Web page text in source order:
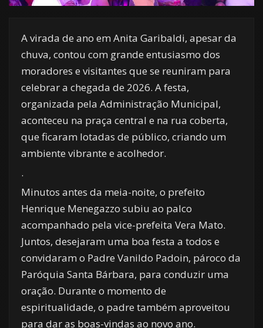
A virada de ano em Anita Garibaldi, apesar da
chuva, contou com grande entusiasmo dos
moradores e visitantes que se reuniram para
celebrar a chegada de 2026. A festa,
organizada pela Administração Municipal,
aconteceu na praça central e na rua coberta,
que ficaram lotadas de público, criando um
ambiente vibrante e acolhedor.
.
Minutos antes da meia-noite, o prefeito
Henrique Menegazzo subiu ao palco
acompanhado pela vice-prefeita Vera Mato.
Juntos, desejaram uma boa festa a todos e
convidaram o Padre Vanildo Padoin, pároco da
Paróquia Santa Bárbara, para conduzir uma
oração. Durante o momento de
espiritualidade, o padre também aproveitou
para dar as boas-vindas ao novo ano.